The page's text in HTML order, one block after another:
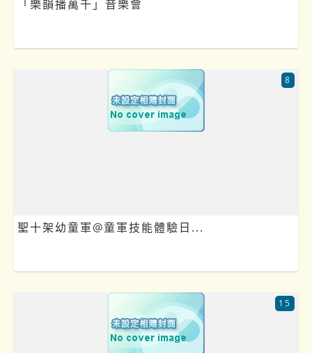
「樂韻播萬千」音樂會
聖十架幼童軍@童軍技能體驗日...
8
15